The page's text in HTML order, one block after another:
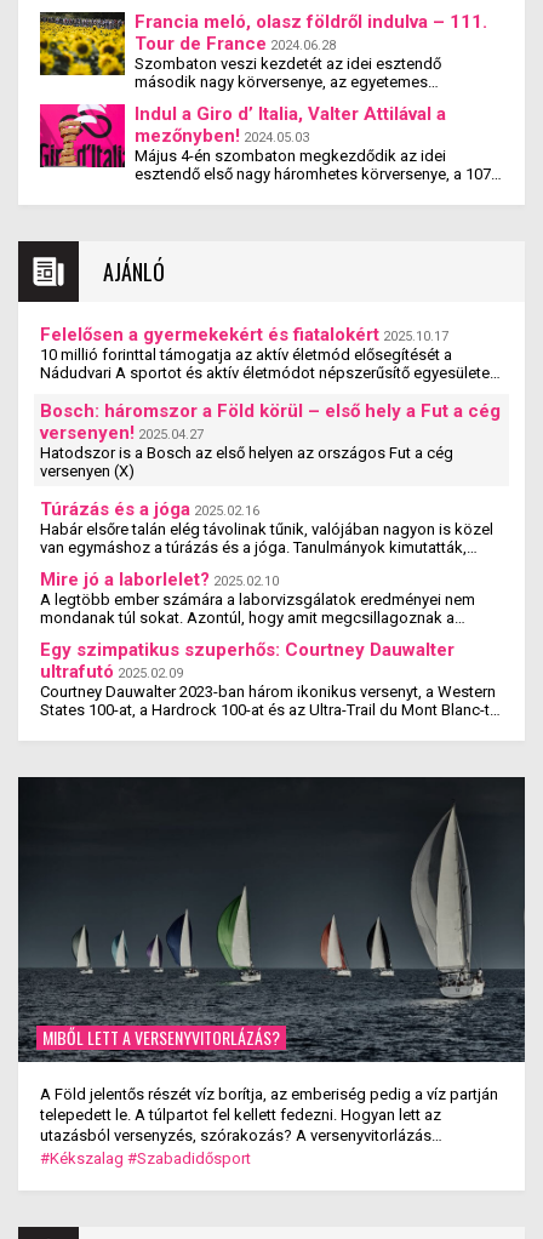
– a legfontosabb kérdés az volt, hogy vajon Marco
Pantani 1998-as Giro-Tour duplája után Tadej
Pogacar véghez viszi-e a nem mindennapi tett.
Megnyerheti egy azon évben a Tour de France
fő riválissal kellett megküzdenie e nemes cél
érdekében. Nevesül a Tour címvédőjével, Jonas
Vingegaard-al, a korábbi dobogós Primoz Roglic-al,
valamint az francia kör újoncával, Remco Evenepoel-
al. Nézzük is meg, miként alakult ez a három hét.
Francia meló, olasz földről indulva – 111.
Tour de France 2024.06.28
Szombaton veszi kezdetét az idei esztendő
második nagy körversenye, az egyetemes
de France, mely első ízben indulhat útjára talján
földről. A különleges helyszínnel Marco Pantani
emléke előtt tisztelegnek a szervezők, hiszen az ő
szülővárosa is érintett lesz, mégpedig a második
Indul a Giro d’ Italia, Valter Attilával a
mezőnyben! 2024.05.03
Május 4-én szombaton megkezdődik az idei
esztendő első nagy háromhetes körversenye, a 107.
környéki dombosabb etappal indul. A mezőnyben
kihagyás után ismét a Giron próbálhat szerencsét.
Nézzük is meg milyen útvonal vár a kerekesekre és
AJÁNLÓ
Felelősen a gyermekekért és fiatalokért 2025.10.17
10 millió forinttal támogatja az aktív életmód elősegítését a
Nádudvari A sportot és aktív életmódot népszerűsítő egyesületek,
Bosch: háromszor a Föld körül – első hely a Fut a cég
versenyen! 2025.04.27
Hatodszor is a Bosch az első helyen az országos Fut a cég
versenyen (X)
Túrázás és a jóga 2025.02.16
Habár elsőre talán elég távolinak tűnik, valójában nagyon is közel
van egymáshoz a túrázás és a jóga. Tanulmányok kimutatták,
Mire jó a laborlelet? 2025.02.10
A legtöbb ember számára a laborvizsgálatok eredményei nem
mondanak túl sokat. Azontúl, hogy amit megcsillagoznak a
Egy szimpatikus szuperhős: Courtney Dauwalter
ultrafutó 2025.02.09
Courtney Dauwalter 2023-ban három ikonikus versenyt, a Western
States 100-at, a Hardrock 100-at és az Ultra-Trail du Mont Blanc-t
MIBŐL LETT A VERSENYVITORLÁZÁS?
A Föld jelentős részét víz borítja, az emberiség pedig a víz partján
telepedett le. A túlpartot fel kellett fedezni. Hogyan lett az
utazásból versenyzés, szórakozás? A versenyvitorlázás
kialakulása.
#Kékszalag #Szabadidősport